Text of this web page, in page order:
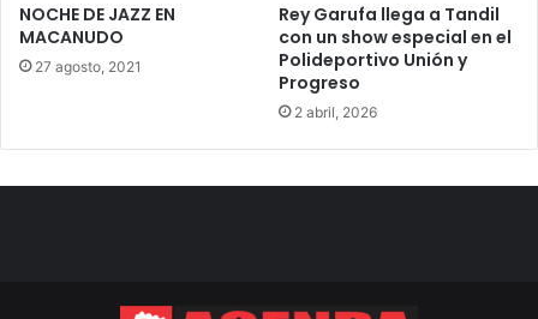
NOCHE DE JAZZ EN
MACANUDO
27 agosto, 2021
Rey Garufa llega a Tandil
con un show especial en el
Polideportivo Unión y
Progreso
2 abril, 2026